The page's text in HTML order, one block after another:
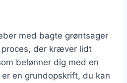
med bagte grøntsager
der kræver lidt
belønner dig med en
en grundopskrift, du kan